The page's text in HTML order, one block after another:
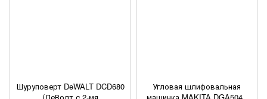
Шуруповерт DeWALT DCD680
Угловая шлифовальная